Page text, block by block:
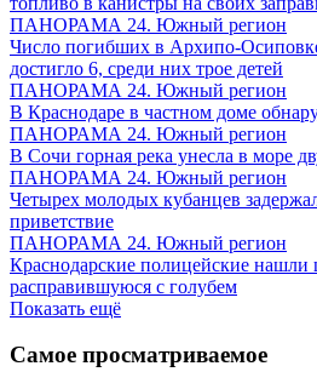
ПАНОРАМА 24. Южный регион
Число погибших в Архипо-
достигло 6, среди них трое детей
ПАНОРАМА 24. Южный регион
В Краснодаре в частном доме
ПАНОРАМА 24. Южный регион
В Сочи горная река унесла в море
ПАНОРАМА 24. Южный регион
Четырех молодых кубанцев
приветствие
ПАНОРАМА 24. Южный регион
Краснодарские полицейские нашли
расправившуюся с голубем
Показать ещё
Самое просматриваемое